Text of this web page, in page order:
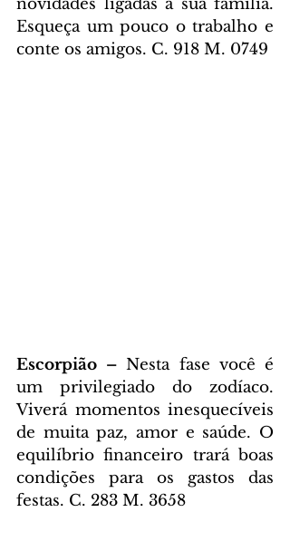
novidades ligadas a sua família.
Esqueça um pouco o trabalho e
conte os amigos. C. 918 M. 0749
Escorpião – Nesta fase você é
um privilegiado do zodíaco.
Viverá momentos inesquecíveis
de muita paz, amor e saúde. O
equilíbrio financeiro trará boas
condições para os gastos das
festas. C. 283 M. 3658